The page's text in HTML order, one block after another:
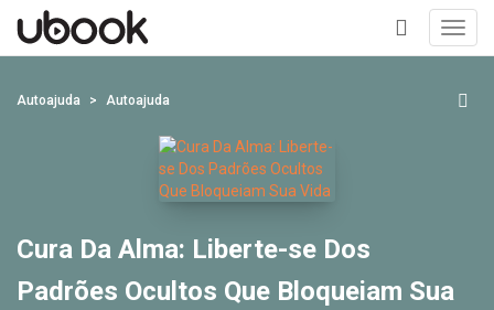
+
Autoajuda Autoajuda
Cura Da Alma: Liberte-se Dos
Padrões Ocultos Que Bloqueiam Sua